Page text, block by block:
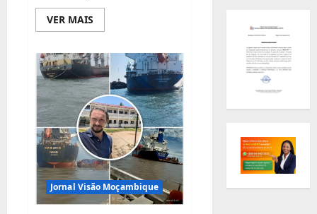
VER MAIS
mais
Magaia
expõe
contraste
entre
mensagens
de
Daniel
Chapo
e
Venâncio
Mondlane
sobre
combate
à
fome
e
Jornal Visão Moçambique